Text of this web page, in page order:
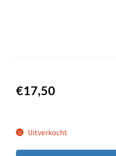
€17,50
Uitverkocht